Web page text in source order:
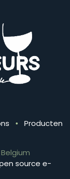
• Producten
source e-